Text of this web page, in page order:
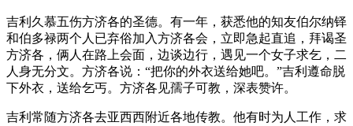
吉利久慕五伤方济各的圣德。有一年，获悉他的知友伯尔纳铎
和伯多禄两个人已弃俗加入方济各会，立即急起直追，拜谒圣
方济各，俩人在路上会面，边谈边行，遇见一个女子求乞，二
人身无分文。方济各说：“把你的外衣送给她吧。”吉利遵命脱
下外衣，送给乞丐。方济各见孺子可教，深表赞许。
吉利常随方济各去亚西西附近各地传教。他有时为人工作，求